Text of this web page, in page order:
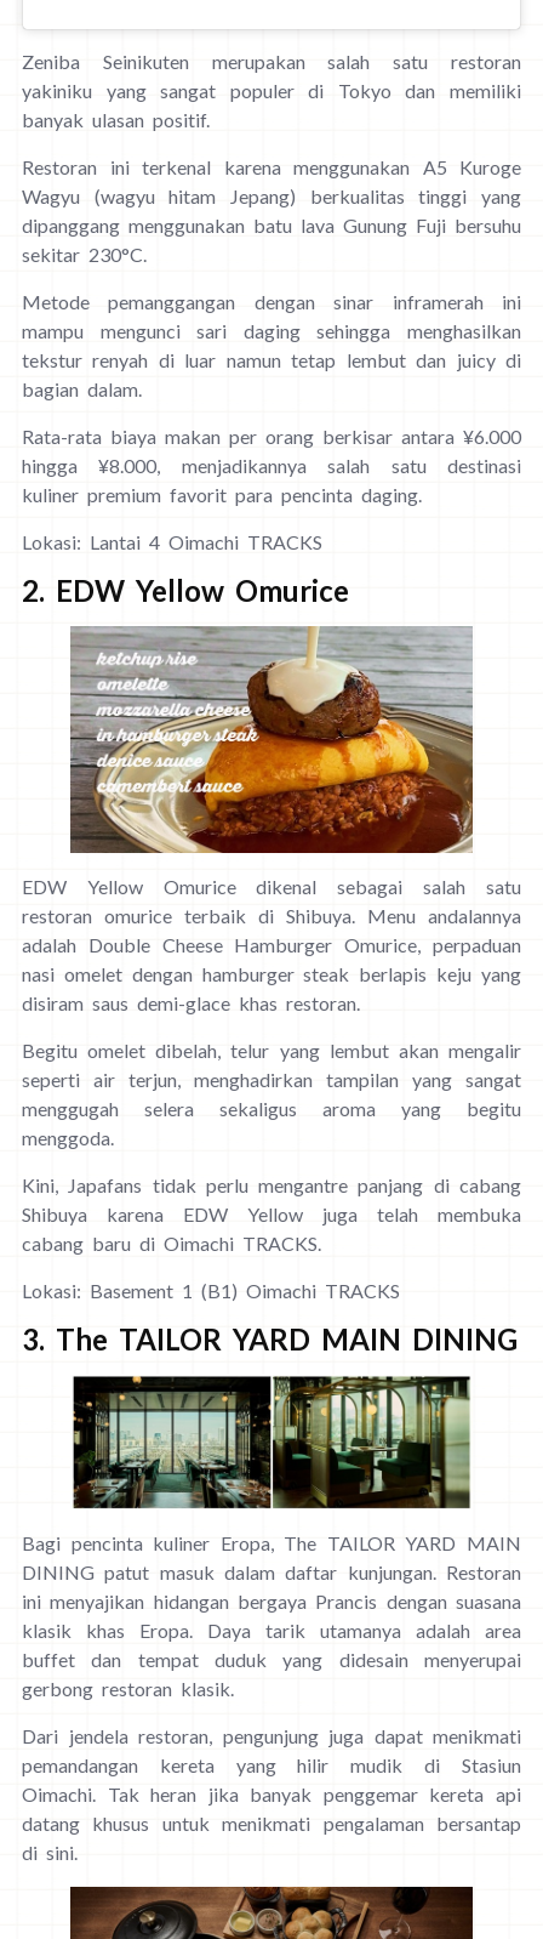
Zeniba Seinikuten merupakan salah satu restoran
yakiniku yang sangat populer di Tokyo dan memiliki
banyak ulasan positif.
Restoran ini terkenal karena menggunakan A5 Kuroge
Wagyu (wagyu hitam Jepang) berkualitas tinggi yang
dipanggang menggunakan batu lava Gunung Fuji bersuhu
sekitar 230°C.
Metode pemanggangan dengan sinar inframerah ini
mampu mengunci sari daging sehingga menghasilkan
tekstur renyah di luar namun tetap lembut dan juicy di
bagian dalam.
Rata-rata biaya makan per orang berkisar antara ¥6.000
hingga ¥8.000, menjadikannya salah satu destinasi
kuliner premium favorit para pencinta daging.
Lokasi: Lantai 4 Oimachi TRACKS
2. EDW Yellow Omurice
EDW Yellow Omurice dikenal sebagai salah satu
restoran omurice terbaik di Shibuya. Menu andalannya
adalah Double Cheese Hamburger Omurice, perpaduan
nasi omelet dengan hamburger steak berlapis keju yang
disiram saus demi-glace khas restoran.
Begitu omelet dibelah, telur yang lembut akan mengalir
seperti air terjun, menghadirkan tampilan yang sangat
menggugah selera sekaligus aroma yang begitu
menggoda.
Kini, Japafans tidak perlu mengantre panjang di cabang
Shibuya karena EDW Yellow juga telah membuka
cabang baru di Oimachi TRACKS.
Lokasi: Basement 1 (B1) Oimachi TRACKS
3. The TAILOR YARD MAIN DINING
Bagi pencinta kuliner Eropa, The TAILOR YARD MAIN
DINING patut masuk dalam daftar kunjungan. Restoran
ini menyajikan hidangan bergaya Prancis dengan suasana
klasik khas Eropa. Daya tarik utamanya adalah area
buffet dan tempat duduk yang didesain menyerupai
gerbong restoran klasik.
Dari jendela restoran, pengunjung juga dapat menikmati
pemandangan kereta yang hilir mudik di Stasiun
Oimachi. Tak heran jika banyak penggemar kereta api
datang khusus untuk menikmati pengalaman bersantap
di sini.